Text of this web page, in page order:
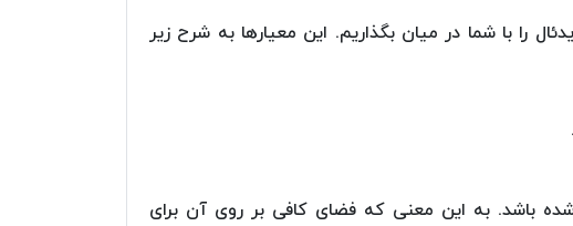
را با شما در میان بگذاریم. این معیارها به شرح زیر
شده باشد. به این معنی که فضای کافی بر روی آن برای